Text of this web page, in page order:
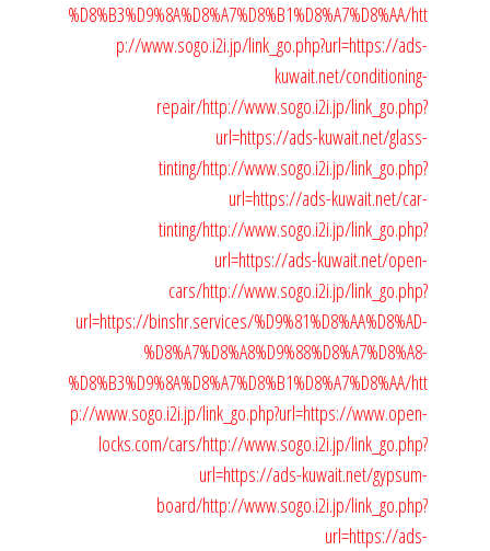
%D8%B3%D9%8A%D8%A7%D8%B1%D8%A7%D8%AA/htt
p://www.sogo.i2i.jp/link_go.php?url=https://ads-
kuwait.net/conditioning-
repair/http://www.sogo.i2i.jp/link_go.php?
url=https://ads-kuwait.net/glass-
tinting/http://www.sogo.i2i.jp/link_go.php?
url=https://ads-kuwait.net/car-
tinting/http://www.sogo.i2i.jp/link_go.php?
url=https://ads-kuwait.net/open-
cars/http://www.sogo.i2i.jp/link_go.php?
url=https://binshr.services/%D9%81%D8%AA%D8%AD-
%D8%A7%D8%A8%D9%88%D8%A7%D8%A8-
%D8%B3%D9%8A%D8%A7%D8%B1%D8%A7%D8%AA/htt
p://www.sogo.i2i.jp/link_go.php?url=https://www.open-
locks.com/cars/http://www.sogo.i2i.jp/link_go.php?
url=https://ads-kuwait.net/gypsum-
board/http://www.sogo.i2i.jp/link_go.php?
url=https://ads-